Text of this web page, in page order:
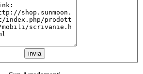
invia